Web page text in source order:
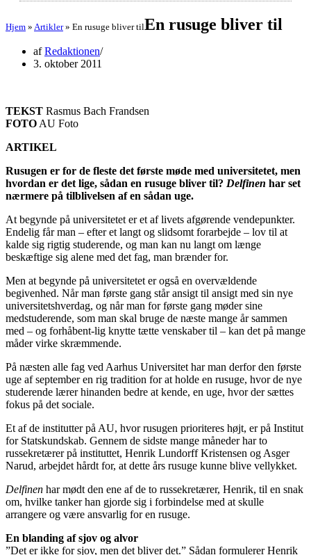
Hjem » Artikler» En rusuge bliver tilEn rusuge bliver til
afRedaktionen
3. oktober 2011
TEKST Rasmus Bach Frandsen
FOTO AU Foto
ARTIKEL
Rusugen er for de fleste det første møde med universitetet, men
hvordan er det lige, sådan en rusuge bliver til? Delfinen har set
nærmere på tilblivelsen af en sådan uge.
At begynde på universitetet er et af livets afgørende vendepunkter.
Endelig får man – efter et langt og slidsomt forarbejde – lov til at
kalde sig rigtig studerende, og man kan nu langt om længe
beskæftige sig alene med det fag, man brænder for.
Men at begynde på universitetet er også en overvældende
begivenhed. Når man første gang står ansigt til ansigt med sin nye
universitetshverdag, og når man for første gang møder sine
medstuderende, som man skal bruge de næste mange år sammen
med – og forhåbent-lig knytte tætte venskaber til – kan det på mange
måder virke skræmmende.
På næsten alle fag ved Aarhus Universitet har man derfor den første
uge af september en rig tradition for at holde en rusuge, hvor de nye
studerende lærer hinanden bedre at kende, en uge, hvor der sættes
fokus på det sociale.
Et af de institutter på AU, hvor rusugen prioriteres højt, er på Institut
for Statskundskab. Gennem de sidste mange måneder har to
russekretærer på instituttet, Henrik Lundorff Kristensen og Asger
Narud, arbejdet hårdt for, at dette års rusuge kunne blive vellykket.
Delfinen har mødt den ene af de to russekretærer, Henrik, til en snak
om, hvilke tanker han gjorde sig i forbindelse med at skulle
arrangere og være ansvarlig for en rusuge.
En blanding af sjov og alvor
”Det er ikke for sjov, men det bliver det.” Sådan formulerer Henrik